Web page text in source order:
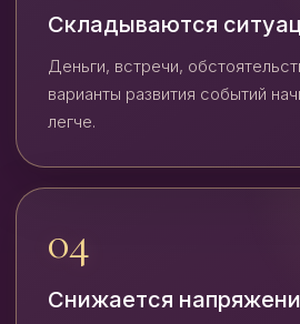
Складываются
Деньги, встречи,
варианты развития событий
легче.
04
Снижается